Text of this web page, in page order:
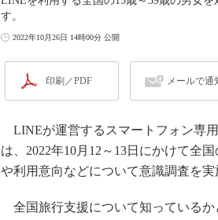
す。
2022年10月26日 14時00分 公開
印刷／PDF メールで通
LINEが運営するスマートフォン専
は、2022年10月12～13日にかけて全
や利用意向などについて意識調査を実
全国旅行支援について知っている